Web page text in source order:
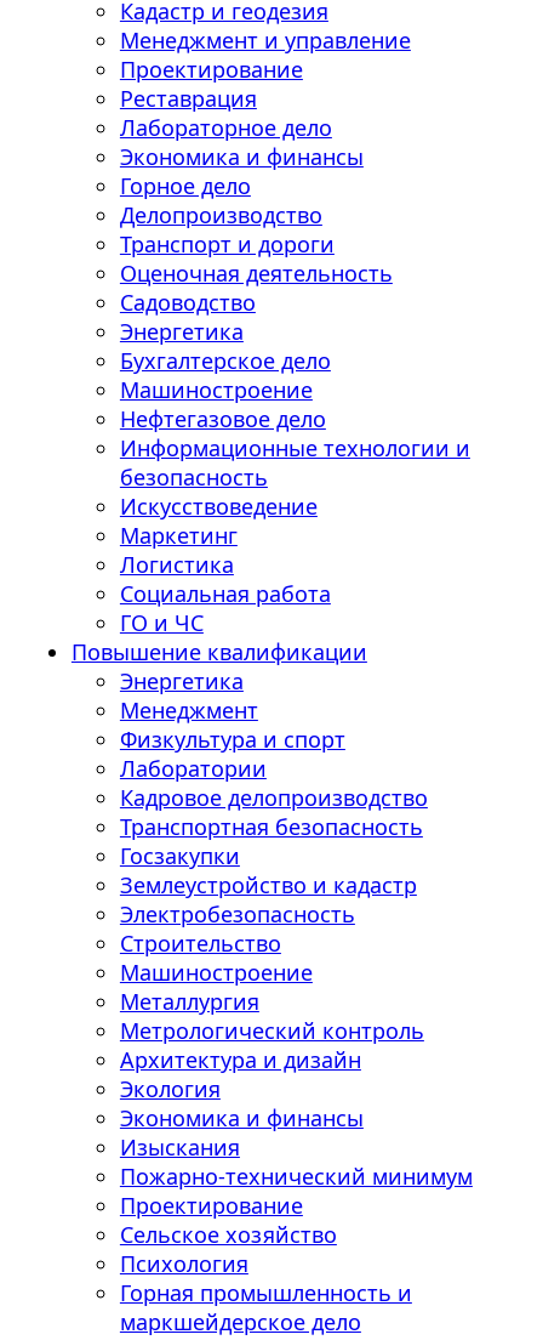
Кадастр и геодезия
Менеджмент и управление
Проектирование
Реставрация
Лабораторное дело
Экономика и финансы
Горное дело
Делопроизводство
Транспорт и дороги
Оценочная деятельность
Садоводство
Энергетика
Бухгалтерское дело
Машиностроение
Нефтегазовое дело
Информационные технологии и
безопасность
Искусствоведение
Маркетинг
Логистика
Социальная работа
ГО и ЧС
Повышение квалификации
Энергетика
Менеджмент
Физкультура и спорт
Лаборатории
Кадровое делопроизводство
Транспортная безопасность
Госзакупки
Землеустройство и кадастр
Электробезопасность
Строительство
Машиностроение
Металлургия
Метрологический контроль
Архитектура и дизайн
Экология
Экономика и финансы
Изыскания
Пожарно-технический минимум
Проектирование
Сельское хозяйство
Психология
Горная промышленность и
маркшейдерское дело